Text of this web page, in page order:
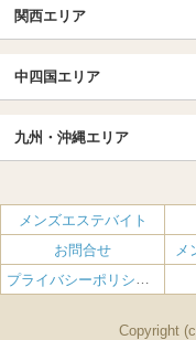
長野・松本・上田
群馬（伊勢崎・高崎・前
千葉TOP
松戸・柏
池袋・大塚
恵比寿・目黒・自由が丘
品川・五反田・蒲田
飯田橋・水道橋・市ヶ
上野・鶯谷
愛知（名古屋）
北陸
名古屋TOP
丸の内・久屋・高岳
新栄町・東新町
金山・熱田
関西エリア
京都駅・伏見区
四条烏丸・河原町・祇園
三条・京都市役所前
大阪エリア
梅田・北新地
南森町・天満・京橋
堺筋本町・本町
中四国エリア
広島
香川（高松）
徳島
九州・沖縄エリア
福岡
長崎
大分
メンズエステバイト
お問合せ
メ
Copyright